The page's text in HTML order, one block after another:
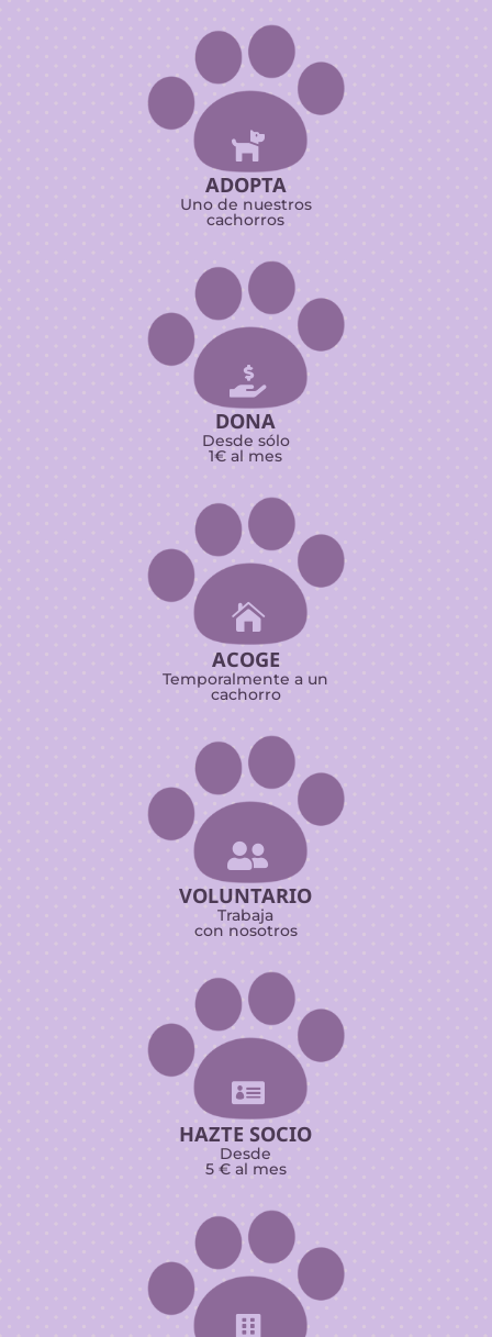

ADOPTA
Uno de nuestros
cachorros

DONA
Desde sólo
1€ al mes

ACOGE
Temporalmente a un
cachorro

VOLUNTARIO
Trabaja
con nosotros

HAZTE SOCIO
Desde
5 € al mes
